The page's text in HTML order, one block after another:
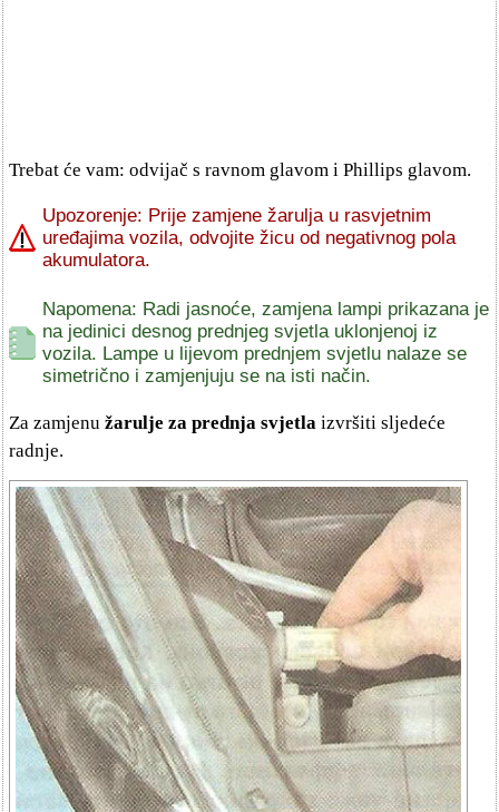
Trebat će vam: odvijač s ravnom glavom i Phillips glavom.
Upozorenje: Prije zamjene žarulja u rasvjetnim
uređajima vozila, odvojite žicu od negativnog pola
akumulatora.
Napomena: Radi jasnoće, zamjena lampi prikazana je
na jedinici desnog prednjeg svjetla uklonjenoj iz
vozila. Lampe u lijevom prednjem svjetlu nalaze se
simetrično i zamjenjuju se na isti način.
Za zamjenu žarulje za prednja svjetla izvršiti sljedeće
radnje.